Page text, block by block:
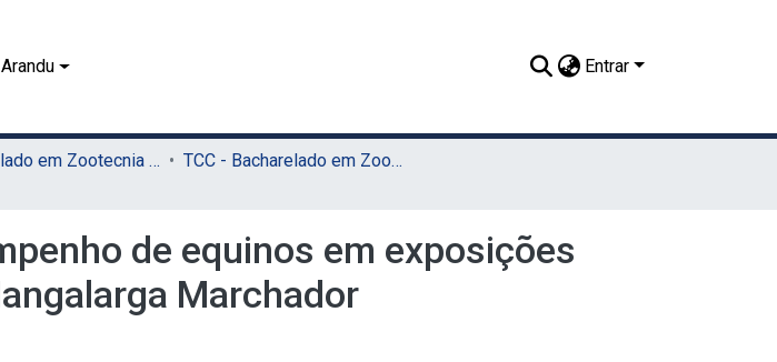
Entrar
Bacharelado em Zootecnia (UAST)
TCC - Bacharelado em Zootecnia (UAST)
de equinos em exposições
Marchador